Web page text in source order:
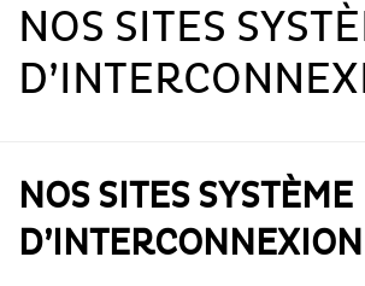
NOS SITES
NOS SITES SYSTÈME
D’INTERCONNEXION